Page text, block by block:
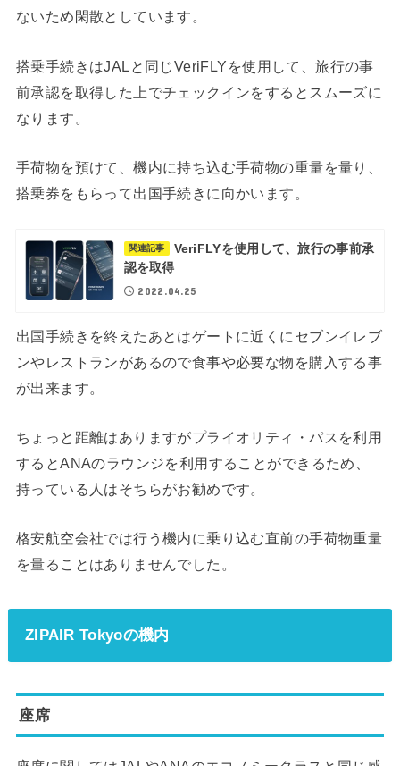
ないため閑散としています。
搭乗手続きはJALと同じVeriFLYを使用して、旅行の事
前承認を取得した上でチェックインをするとスムーズに
なります。
手荷物を預けて、機内に持ち込む手荷物の重量を量り、
搭乗券をもらって出国手続きに向かいます。
関連記事
VeriFLYを使用して、旅行の事前承
認を取得
2022.04.25
出国手続きを終えたあとはゲートに近くにセブンイレブ
ンやレストランがあるので食事や必要な物を購入する事
が出来ます。
ちょっと距離はありますがプライオリティ・パスを利用
するとANAのラウンジを利用することができるため、
持っている人はそちらがお勧めです。
格安航空会社では行う機内に乗り込む直前の手荷物重量
を量ることはありませんでした。
ZIPAIR Tokyoの機内
座席